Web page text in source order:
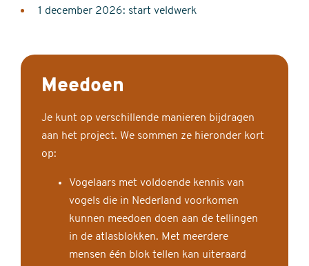
1 december 2026: start veldwerk
Meedoen
Je kunt op verschillende manieren bijdragen
aan het project. We sommen ze hieronder kort
op:
Vogelaars met voldoende kennis van
vogels die in Nederland voorkomen
kunnen meedoen doen aan de tellingen
in de atlasblokken. Met meerdere
mensen één blok tellen kan uiteraard